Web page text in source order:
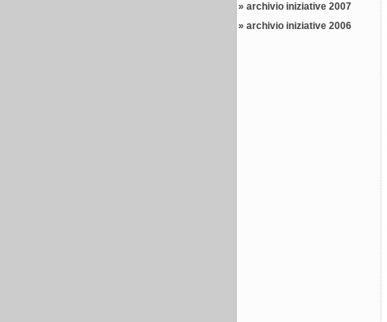
» archivio iniziative 2007
» archivio iniziative 2006